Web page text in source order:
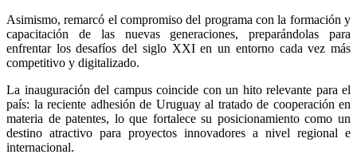
Asimismo, remarcó el compromiso del programa con la formación y
capacitación de las nuevas generaciones, preparándolas para
enfrentar los desafíos del siglo XXI en un entorno cada vez más
competitivo y digitalizado.
La inauguración del campus coincide con un hito relevante para el
país: la reciente adhesión de Uruguay al tratado de cooperación en
materia de patentes, lo que fortalece su posicionamiento como un
destino atractivo para proyectos innovadores a nivel regional e
internacional.